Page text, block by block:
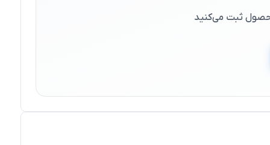
محصول ثبت می‌کنید